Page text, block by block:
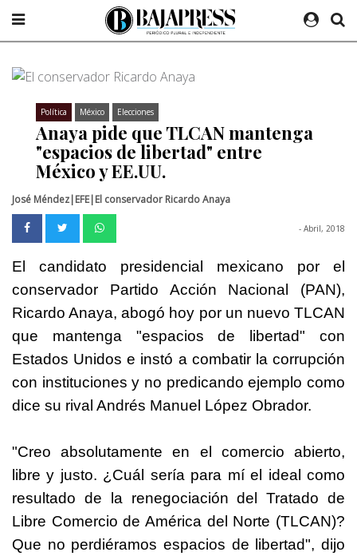
Política México Elecciones
Anaya pide que TLCAN mantenga
"espacios de libertad" entre
México y EE.UU.
José Méndez|EFE|El conservador Ricardo Anaya
- Abril, 2018
El candidato presidencial mexicano por el
conservador Partido Acción Nacional (PAN),
Ricardo Anaya, abogó hoy por un nuevo TLCAN
que mantenga "espacios de libertad" con
Estados Unidos e instó a combatir la corrupción
con instituciones y no predicando ejemplo como
dice su rival Andrés Manuel López Obrador.
"Creo absolutamente en el comercio abierto,
libre y justo. ¿Cuál sería para mí el ideal como
resultado de la renegociación del Tratado de
Libre Comercio de América del Norte (TLCAN)?
Que no perdiéramos espacios de libertad", dijo